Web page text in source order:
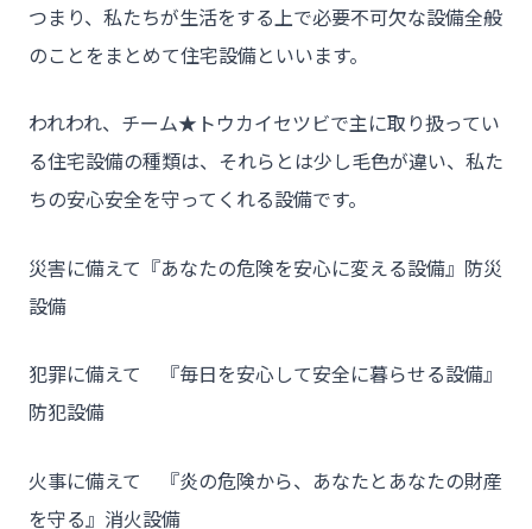
つまり、私たちが生活をする上で必要不可欠な設備全般
のことをまとめて住宅設備といいます。
われわれ、チーム★トウカイセツビで主に取り扱ってい
る住宅設備の種類は、それらとは少し毛色が違い、私た
ちの安心安全を守ってくれる設備です。
災害に備えて『あなたの危険を安心に変える設備』防災
設備
犯罪に備えて 『毎日を安心して安全に暮らせる設備』
防犯設備
火事に備えて 『炎の危険から、あなたとあなたの財産
を守る』消火設備